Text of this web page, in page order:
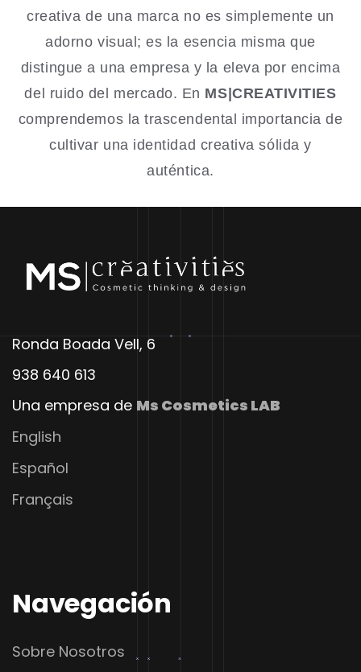
creativa de una marca no es simplemente un
adorno visual; es la esencia misma que
distingue a una empresa y la eleva por encima
del ruido del mercado. En MS|CREATIVITIES
comprendemos la trascendental importancia de
cultivar una identidad creativa sólida y
auténtica.
Ronda Boada Vell, 6
938 640 613
Una empresa de Ms Cosmetics LAB
English
Español
Français
Navegación
Sobre Nosotros